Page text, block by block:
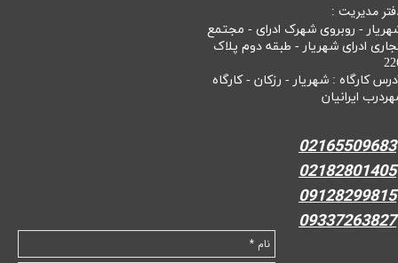
مدیریت :
- روبروی شهرک ادرای - مجتمع
ادرای شهریار - طبقه دوم پلاک
کارگاه : شهریار - رزکان - کارگاه
ایرانیان
02165509683
02182801405
09128299815
09337263827